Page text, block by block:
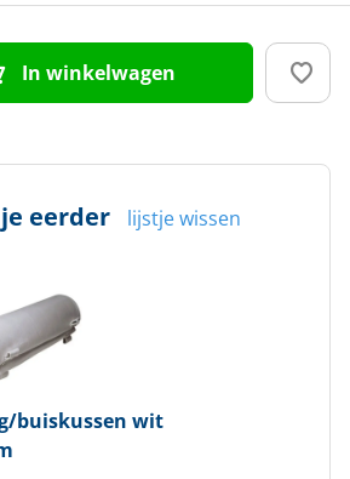
In winkelwagen
eerder lijstje wissen
buiskussen wit